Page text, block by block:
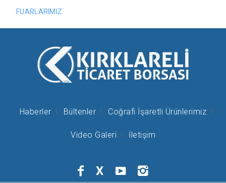
FUARLARIMIZ
Haberler Bültenler Coğrafi İşaretli Ürünlerimiz
Video Galeri İletişim
X